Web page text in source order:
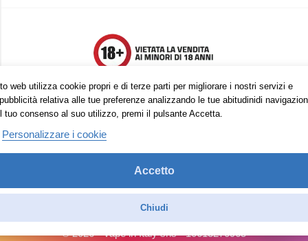
web utilizza cookie propri e di terze parti per migliorare i nostri servizi e
relativa alle tue preferenze analizzando le tue abitudinidi
tuo consenso al suo utilizzo, premi il pulsante Accetta.
Personalizzare i cookie
Accetto
Chiudi
Trovaci anche su:
© 2026 - Vape in Italy srls - 10613270965